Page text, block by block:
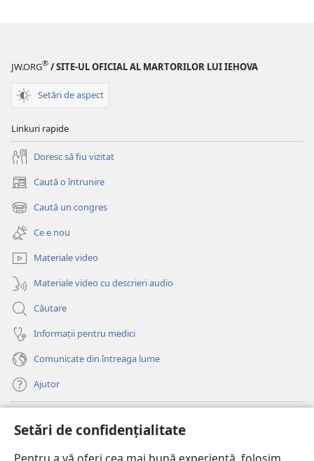
Setări de confidențialitate
JW.ORG® / SITE-UL OFICIAL AL MARTORILOR LUI IEHOVA
Setări de aspect
Linkuri rapide
Doresc să fiu vizitat
Caută o întrunire
(se
deschide
o
fereastră
nouă)
Caută un congres
(se
deschide
o
fereastră
nouă)
Ce e nou
Materiale video
Materiale video cu descrieri audio
Căutare
Informații pentru medici
Comunicate din întreaga lume
Ajutor
(se
deschide
o
Watchtower – BIBLIOTECĂ ONLINE™